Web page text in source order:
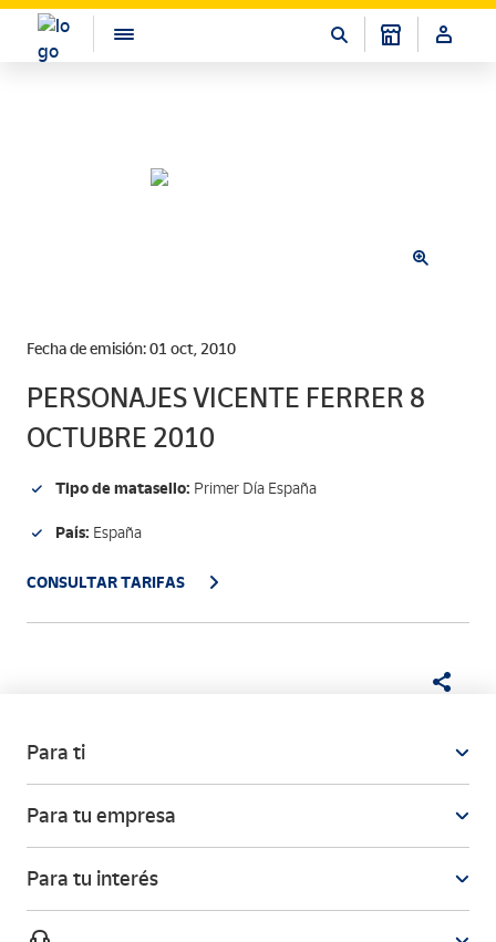
Fecha de emisión: 01 oct, 2010
PERSONAJES VICENTE FERRER 8
OCTUBRE 2010
Tipo de matasello: Primer Día España
País: España
CONSULTAR TARIFAS
Para ti
Para tu empresa
Para tu interés